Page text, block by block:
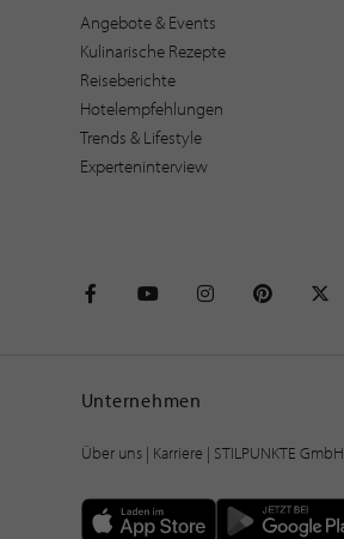
Angebote & Events
Kulinarische Rezepte
Reiseberichte
Hotelempfehlungen
Trends & Lifestyle
Experteninterview
Unternehmen
Über uns| Karriere | STILPUNKTE GmbH